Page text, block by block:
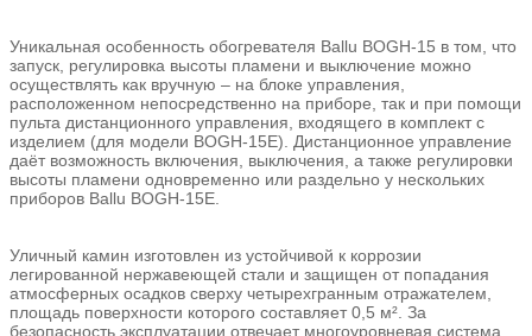
Уникальная особенность обогревателя Ballu BOGH-15 в том, что
запуск, регулировка высоты пламени и выключение можно
осуществлять как вручную – на блоке управления,
расположенном непосредственно на приборе, так и при помощи
пульта дистанционного управления, входящего в комплект с
изделием (для модели BOGH-15E). Дистанционное управление
даёт возможность включения, выключения, а также регулировки
высоты пламени одновременно или раздельно у нескольких
приборов Ballu BOGH-15E.
Уличный камин изготовлен из устойчивой к коррозии
легированной нержавеющей стали и защищен от попадания
атмосферных осадков сверху четырехгранным отражателем,
площадь поверхности которого составляет 0,5 м². За
безопасность эксплуатации отвечает многоуровневая система